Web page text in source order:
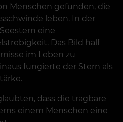
Menschen gefunden, die
leben. In der
eine
Das Bild half
im Leben zu
fungierte der Stern als
dass die tragbare
einem Menschen eine